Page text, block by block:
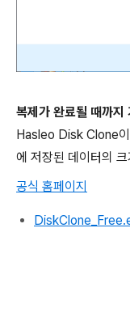
복제가 완료될 때까지
Hasleo Disk Clone이
에 저장된 데이터의
공식 홈페이지